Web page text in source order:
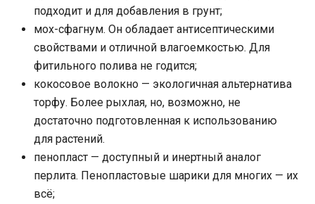
подходит и для добавления в грунт;
мох-сфагнум. Он обладает антисептическими
свойствами и отличной влагоемкостью. Для
фитильного полива не годится;
кокосовое волокно — экологичная альтернатива
торфу. Более рыхлая, но, возможно, не
достаточно подготовленная к использованию
для растений.
пенопласт — доступный и инертный аналог
перлита. Пенопластовые шарики для многих — их
всё;